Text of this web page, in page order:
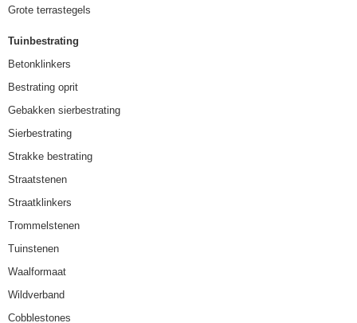
Grote terrastegels
Tuinbestrating
Betonklinkers
Bestrating oprit
Gebakken sierbestrating
Sierbestrating
Strakke bestrating
Straatstenen
Straatklinkers
Trommelstenen
Tuinstenen
Waalformaat
Wildverband
Cobblestones